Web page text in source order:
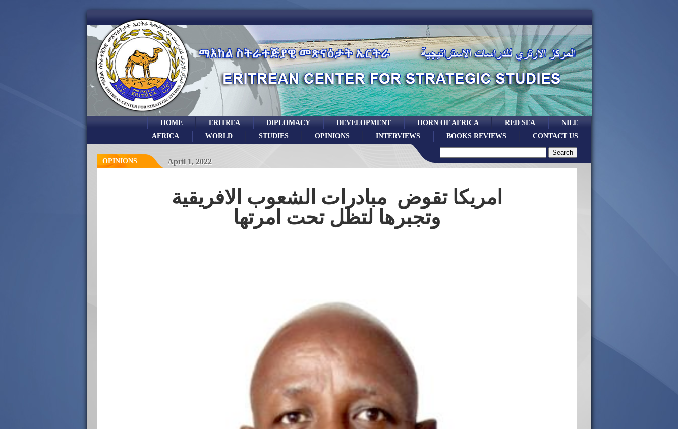
NILE
RED SEA
HORN OF AFRICA
DEVELOPMENT
DIPLOMACY
ERITREA
HOME
CONTACT US
BOOKS REVIEWS
INTERVIEWS
OPINIONS
STUDIES
WORLD
AFRICA
OPINIONS April 1, 2022
امريكا تقوض مبادرات الشعوب الافريقية
وتجبرها لتظل تحت امرتها